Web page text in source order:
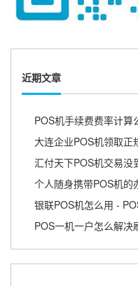
近期文章
POS机手续费费率计
大连企业POS机领取正
个人随身携带POS机
银联POS机怎么用 -